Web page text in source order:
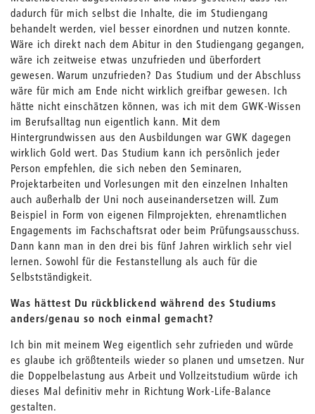
dadurch für mich selbst die Inhalte, die im Studiengang
behandelt werden, viel besser einordnen und nutzen konnte.
Wäre ich direkt nach dem Abitur in den Studiengang gegangen,
wäre ich zeitweise etwas unzufrieden und überfordert
gewesen. Warum unzufrieden? Das Studium und der Abschluss
wäre für mich am Ende nicht wirklich greifbar gewesen. Ich
hätte nicht einschätzen können, was ich mit dem GWK-Wissen
im Berufsalltag nun eigentlich kann. Mit dem
Hintergrundwissen aus den Ausbildungen war GWK dagegen
wirklich Gold wert. Das Studium kann ich persönlich jeder
Person empfehlen, die sich neben den Seminaren,
Projektarbeiten und Vorlesungen mit den einzelnen Inhalten
auch außerhalb der Uni noch auseinandersetzen will. Zum
Beispiel in Form von eigenen Filmprojekten, ehrenamtlichen
Engagements im Fachschaftsrat oder beim Prüfungsausschuss.
Dann kann man in den drei bis fünf Jahren wirklich sehr viel
lernen. Sowohl für die Festanstellung als auch für die
Selbstständigkeit.
Was hättest Du rückblickend während des Studiums
anders/genau so noch einmal gemacht?
Ich bin mit meinem Weg eigentlich sehr zufrieden und würde
es glaube ich größtenteils wieder so planen und umsetzen. Nur
die Doppelbelastung aus Arbeit und Vollzeitstudium würde ich
dieses Mal definitiv mehr in Richtung Work-Life-Balance
gestalten.